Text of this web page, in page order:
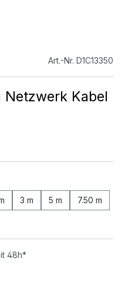
Art.-Nr. D1C13350
Netzwerk Kabel
3 m 5 m
7.50 m
48h*